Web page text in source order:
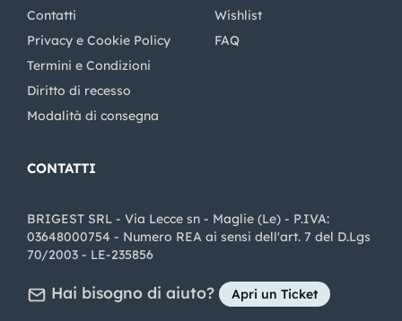
Contatti
Privacy e Cookie Policy
Termini e Condizioni
Diritto di recesso
Modalità di consegna
Wishlist
FAQ
CONTATTI
BRIGEST SRL - Via Lecce sn - Maglie (Le) - P.IVA:
03648000754 - Numero REA ai sensi dell'art. 7 del D.Lgs
70/2003 - LE-235856
Hai bisogno di aiuto? Apri un Ticket